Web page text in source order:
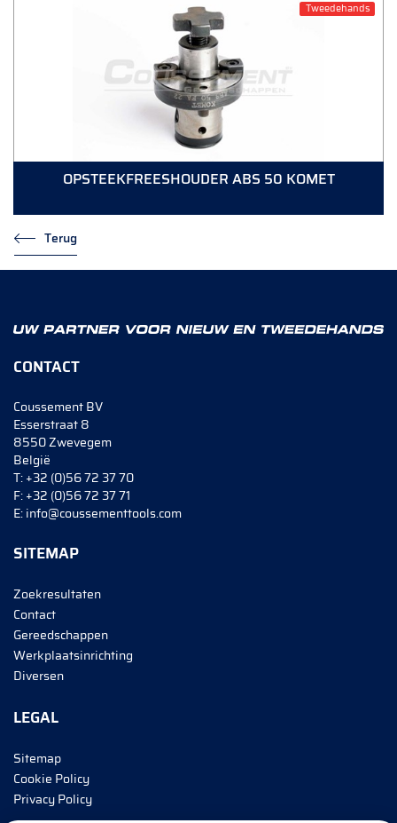
Tweedehands
OPSTEEKFREESHOUDER ABS 50 KOMET
Terug
CONTACT
Coussement BV
Esserstraat 8
8550 Zwevegem
België
T:+32 (0)56 72 37 70
F:+32 (0)56 72 37 71
E:info@coussementtools.com
SITEMAP
Zoekresultaten
Contact
Gereedschappen
Werkplaatsinrichting
Diversen
LEGAL
Sitemap
Cookie Policy
Privacy Policy